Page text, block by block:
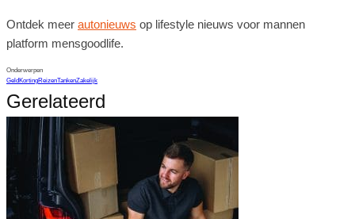
Ontdek meer autonieuws op lifestyle nieuws voor mannen
platform mensgoodlife.
Onderwerpen
Geld KortingReizenTankenZakelijk
Gerelateerd